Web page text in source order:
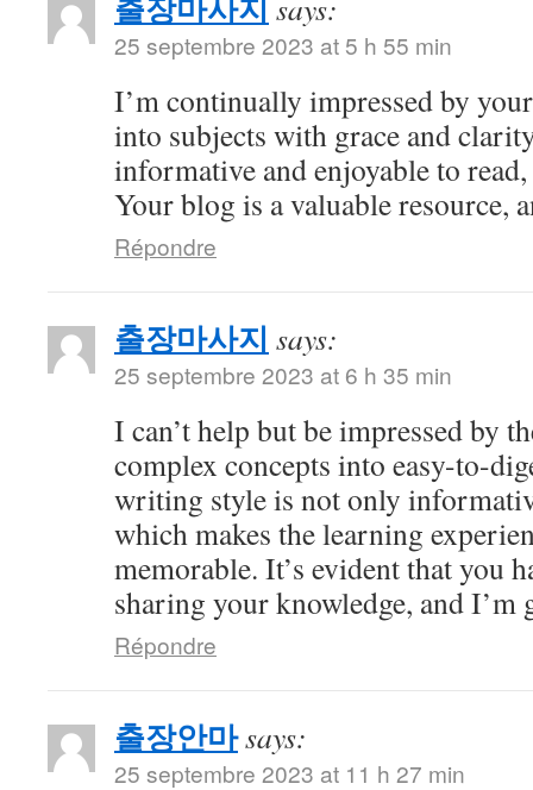
says:
25 septembre 2023 at 5 h 55 min
I’m continually impressed by
into subjects with grace and
informative and enjoyable to
Your blog is a valuable resource,
Répondre
출장마사지 says:
25 septembre 2023 at 6 h 35 min
I can’t help but be impressed by
complex concepts into easy-to-
writing style is not only
which makes the learning
memorable. It’s evident that you
sharing your knowledge, and I’m
Répondre
출장안마says:
25 septembre 2023 at 11 h 27 min